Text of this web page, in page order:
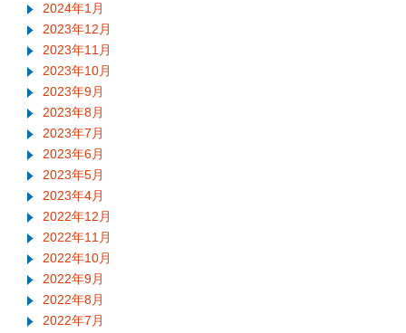
2024年1月
2023年12月
2023年11月
2023年10月
2023年9月
2023年8月
2023年7月
2023年6月
2023年5月
2023年4月
2022年12月
2022年11月
2022年10月
2022年9月
2022年8月
2022年7月